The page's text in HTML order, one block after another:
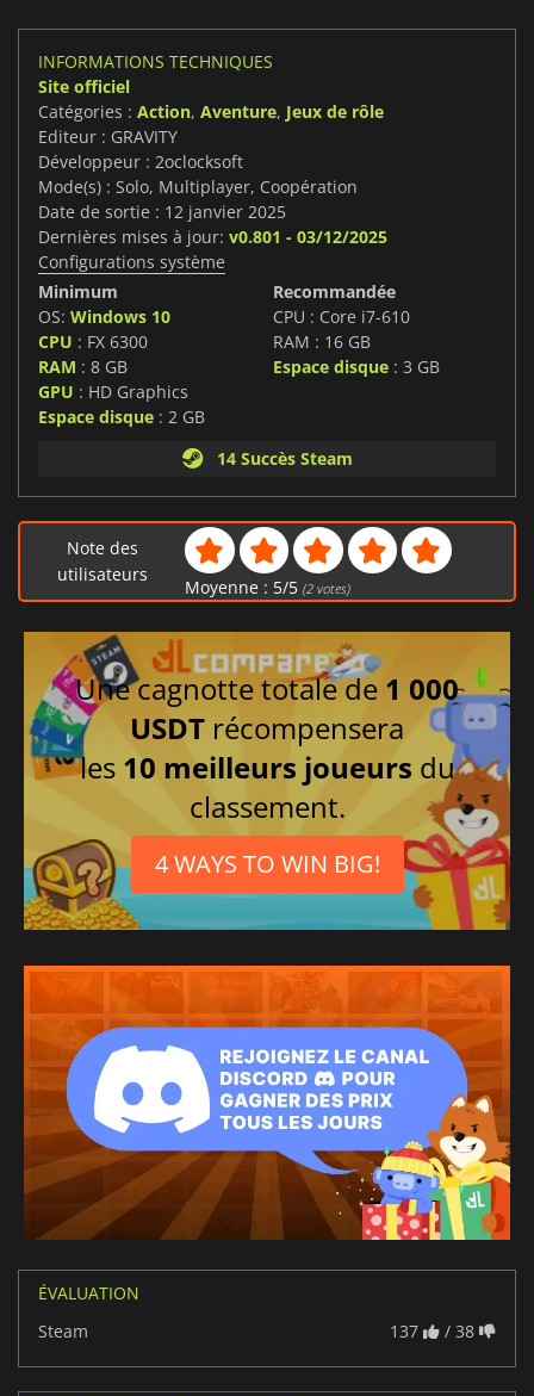
INFORMATIONS TECHNIQUES
Site officiel
Catégories : Action, Aventure, Jeux de rôle
Editeur : GRAVITY
Développeur : 2oclocksoft
Mode(s) : Solo, Multiplayer, Coopération
Date de sortie : 12 janvier 2025
Dernières mises à jour: v0.801 - 03/12/2025
Configurations système
Minimum
OS: Windows 10
CPU : FX 6300
RAM : 8 GB
GPU : HD Graphics
Espace disque : 2 GB
Recommandée
CPU : Core i7-610
RAM : 16 GB
Espace disque : 3 GB
14 Succès Steam
Note des
utilisateurs
Moyenne : 5/5 (2votes)
Une cagnotte totale de 1 000
USDT récompensera
les 10 meilleurs joueurs du
classement.
4 WAYS TO WIN BIG!
ÉVALUATION
Steam
137 / 38